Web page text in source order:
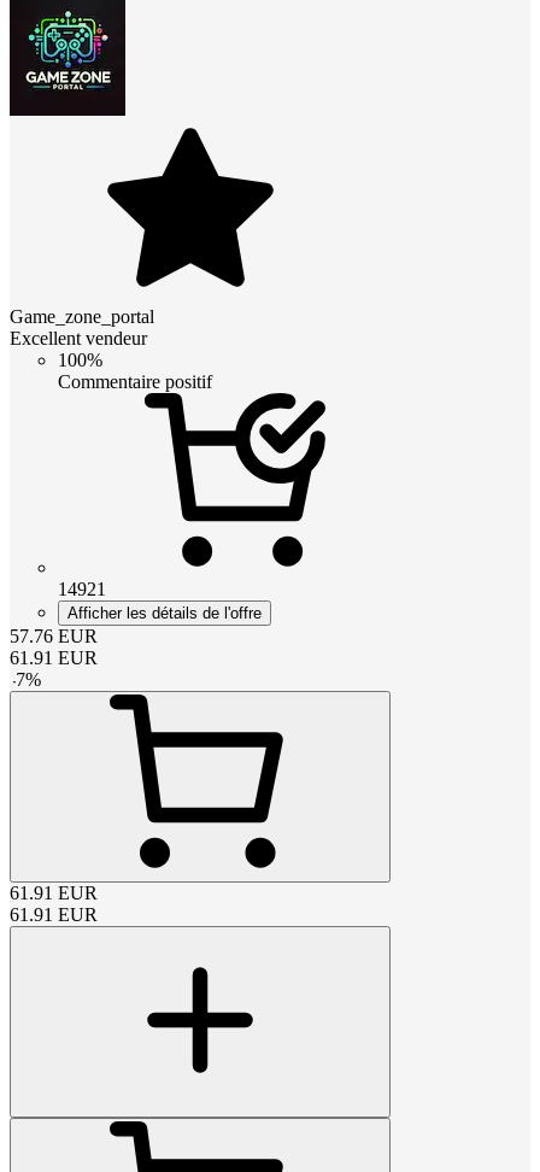
Game_zone_portal
Excellent vendeur
100%
Commentaire positif
14921
Afficher les détails de l'offre
57.76 EUR
61.91 EUR
-7%
61.91 EUR
61.91 EUR